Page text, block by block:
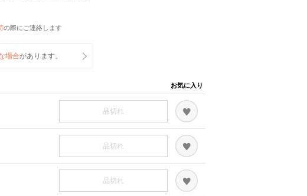
の際にご連絡します
場合があります。
お気に入り
品切れ
品切れ
品切れ